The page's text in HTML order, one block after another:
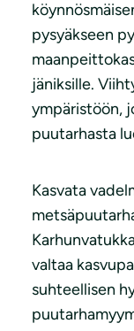
pysyäkseen
jäniksille.
ympäristöön,
puutarhasta
Kasvata
valtaa
suhteellisen